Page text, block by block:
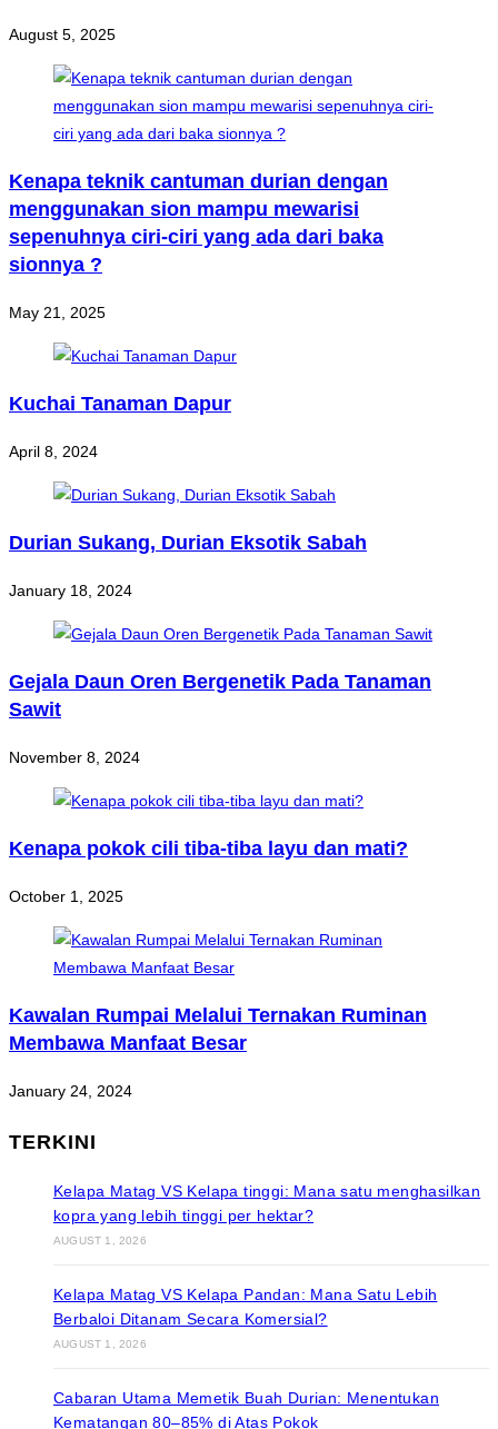
August 5, 2025
Kenapa teknik cantuman durian dengan
menggunakan sion mampu mewarisi
sepenuhnya ciri-ciri yang ada dari baka
sionnya ?
May 21, 2025
Kuchai Tanaman Dapur
April 8, 2024
Durian Sukang, Durian Eksotik Sabah
January 18, 2024
Gejala Daun Oren Bergenetik Pada Tanaman
Sawit
November 8, 2024
Kenapa pokok cili tiba-tiba layu dan mati?
October 1, 2025
Kawalan Rumpai Melalui Ternakan Ruminan
Membawa Manfaat Besar
January 24, 2024
TERKINI
Kelapa Matag VS Kelapa tinggi: Mana satu menghasilkan
kopra yang lebih tinggi per hektar?
AUGUST 1, 2026
Kelapa Matag VS Kelapa Pandan: Mana Satu Lebih
Berbaloi Ditanam Secara Komersial?
AUGUST 1, 2026
Cabaran Utama Memetik Buah Durian: Menentukan
Kematangan 80–85% di Atas Pokok